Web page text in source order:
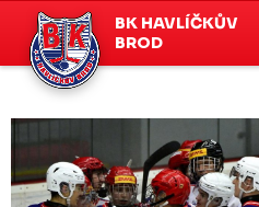
BK HAVLÍČKŮV
BROD